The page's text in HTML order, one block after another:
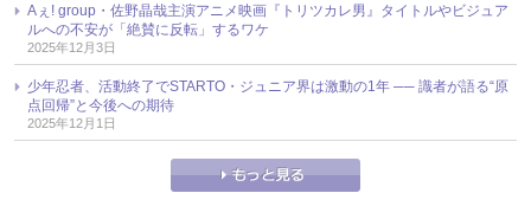
Aぇ! group・佐野晶哉主演アニメ映画『トリツカレ男』タイトルやビジュア
ルへの不安が「絶賛に反転」するワケ
2025年12月3日
少年忍者、活動終了でSTARTO・ジュニア界は激動の1年 ── 識者が語る“原
点回帰”と今後への期待
2025年12月1日